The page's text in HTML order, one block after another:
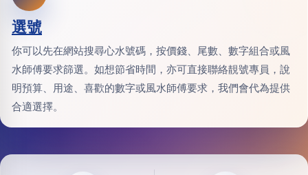
選號
你可以先在網站搜尋心水號碼，按價錢、尾數、數字組合或風
水師傅要求篩選。如想節省時間，亦可直接聯絡靚號專員，說
明預算、用途、喜歡的數字或風水師傅要求，我們會代為提供
合適選擇。